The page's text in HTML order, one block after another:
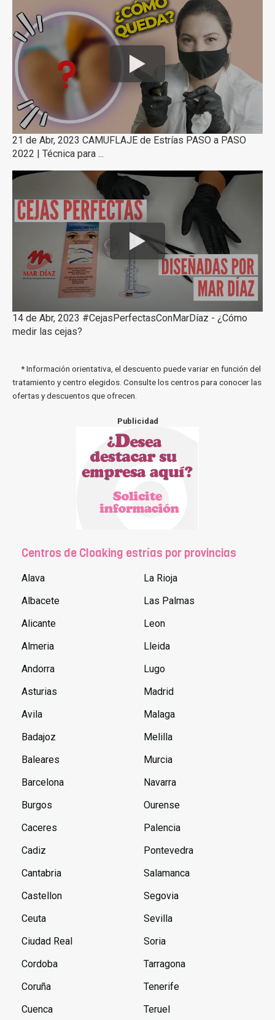
21 de Abr, 2023 CAMUFLAJE de Estrías PASO a PASO
2022 | Técnica para ...
14 de Abr, 2023 #CejasPerfectasConMarDíaz - ¿Cómo
medir las cejas?
* Información orientativa, el descuento puede variar en función del
tratamiento y centro elegidos. Consulte los centros para conocer las
ofertas y descuentos que ofrecen.
Publicidad
Centros de Cloaking estrías por provincias
Alava
Albacete
Alicante
Almeria
Andorra
Asturias
Avila
Badajoz
Baleares
Barcelona
Burgos
Caceres
Cadiz
Cantabria
Castellon
Ceuta
Ciudad Real
Cordoba
Coruña
Cuenca
La Rioja
Las Palmas
Leon
Lleida
Lugo
Madrid
Malaga
Melilla
Murcia
Navarra
Ourense
Palencia
Pontevedra
Salamanca
Segovia
Sevilla
Soria
Tarragona
Tenerife
Teruel